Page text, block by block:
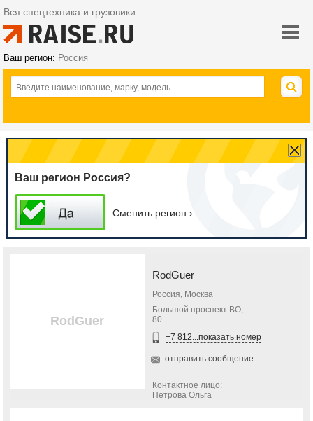
Вся спецтехника и грузовики
Ваш регион: Россия
Ваш регион Россия?
Сменить регион ›
RodGuer
RodGuer
Россия, Москва
Большой проспект ВО,
80
+7 812...показать номер
отправить сообщение
Контактное лицо:
Петрова Ольга